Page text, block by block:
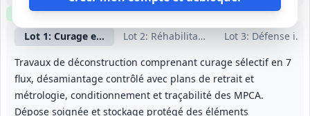
Lot 1: Curage et déconstruction
Lot 2: Réhabilitation et reconstruction
Lot 3: Défense
Travaux de déconstruction comprenant curage sélectif en 7
flux, désamiantage contrôlé avec plans de retrait et
métrologie, conditionnement et traçabilité des MPCA.
Dépose soignée et stockage protégé des éléments
Clause environnementale Visiterequise